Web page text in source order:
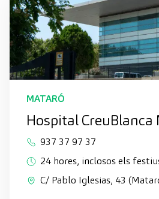
MATARÓ
Hospital CreuBlanca
937 37 97 37
24 hores, inclosos els
C/ Pablo Iglesias, 43